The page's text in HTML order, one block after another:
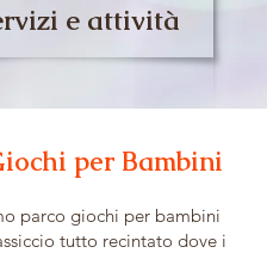
e attività
per Bambini
parco giochi per bambini
tutto recintato dove i